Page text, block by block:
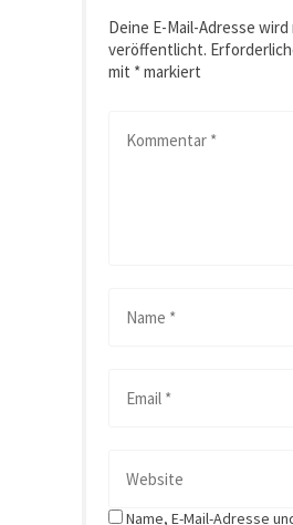
Deine E-Mail-Adresse
veröffentlicht.
mit *markiert
Name, E-Mail-Adresse